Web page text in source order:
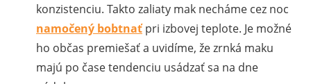
konzistenciu. Takto zaliaty mak necháme cez noc
namočený bobtnaťpri izbovej teplote. Je možné
ho občas premiešať a uvidíme, že zrnká maku
majú po čase tendenciu usádzať sa na dne